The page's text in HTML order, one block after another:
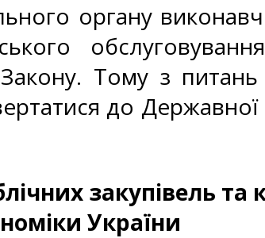
органу
Тому з питань
до
закупівель та
України